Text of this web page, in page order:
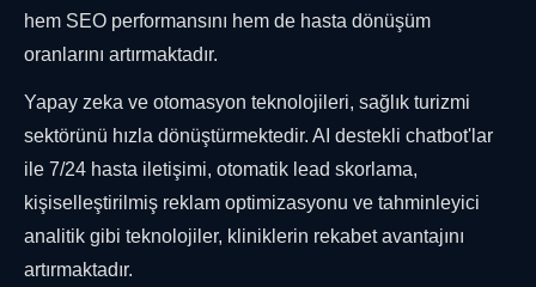
hem SEO performansını hem de hasta dönüşüm
oranlarını artırmaktadır.
Yapay zeka ve otomasyon teknolojileri, sağlık turizmi
sektörünü hızla dönüştürmektedir. AI destekli chatbot'lar
ile 7/24 hasta iletişimi, otomatik lead skorlama,
kişiselleştirilmiş reklam optimizasyonu ve tahminleyici
analitik gibi teknolojiler, kliniklerin rekabet avantajını
artırmaktadır.